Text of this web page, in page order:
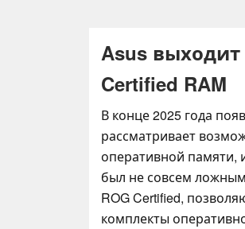
Asus
Certified RAM
В конце 2025 года
рассматривает
оперативной памяти,
был не совсем
ROG Certified,
комплекты